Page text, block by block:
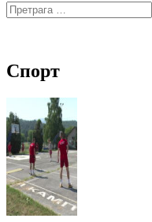
Претрага
за:
Спорт